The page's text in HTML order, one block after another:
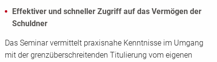
Effektiver und schneller Zugriff auf das Vermögen der
Schuldner
Das Seminar vermittelt praxisnahe Kenntnisse im Umgang
mit der grenzüberschreitenden Titulierung vom eigenen